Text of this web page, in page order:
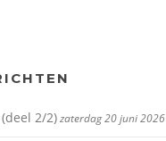
2/2)zaterdag 20 juni 2026